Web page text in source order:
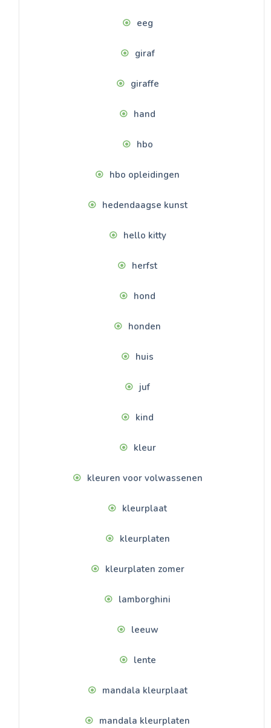
eeg
giraf
giraffe
hand
hbo
hbo opleidingen
hedendaagse kunst
hello kitty
herfst
hond
honden
huis
juf
kind
kleur
kleuren voor volwassenen
kleurplaat
kleurplaten
kleurplaten zomer
lamborghini
leeuw
lente
mandala kleurplaat
mandala kleurplaten